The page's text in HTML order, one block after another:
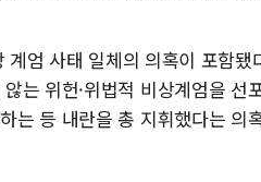
엄 사태 일체의 의혹이 포함
는 위헌·위법적 비상계엄을
는 등 내란을 총 지휘했다는 의